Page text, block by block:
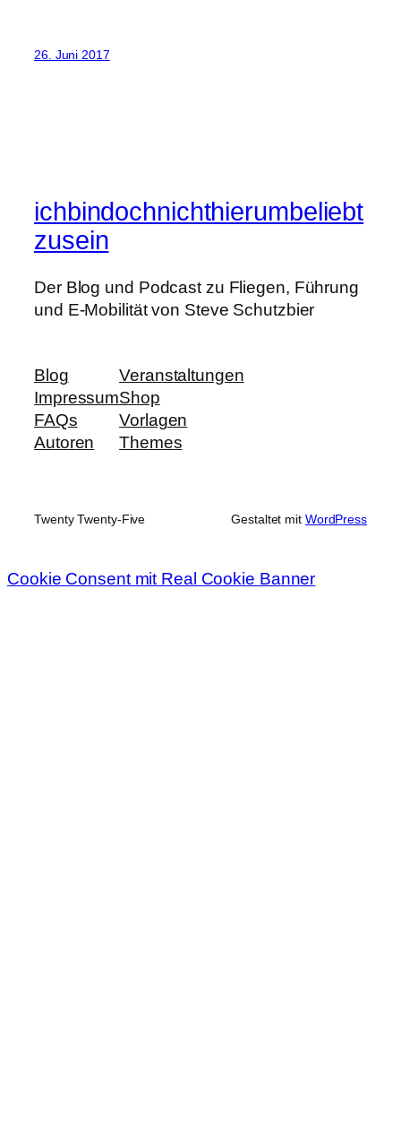
26. Juni 2017
ichbindochnichthierumbeliebt
zusein
Der Blog und Podcast zu Fliegen, Führung
und E-Mobilität von Steve Schutzbier
Blog
Impressum
FAQs
Autoren
Veranstaltungen
Shop
Vorlagen
Themes
Twenty Twenty-Five Gestaltet mit WordPress
Cookie Consent mit Real Cookie Banner